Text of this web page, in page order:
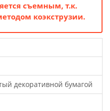
съемным, т.к.
коэкструзии.
декоративной бумагой